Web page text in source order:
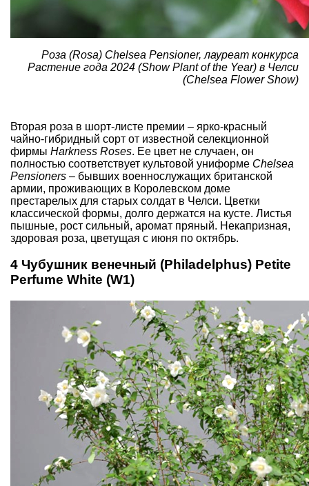
Роза (Rosa) Chelsea Pensioner, лауреат конкурса
Растение года 2024 (Show Plant of the Year) в Челси
(Chelsea Flower Show)
Вторая роза в шорт-листе премии – ярко-красный
чайно-гибридный сорт от известной селекционной
фирмы Harkness Roses. Ее цвет не случаен, он
полностью соответствует культовой униформе Chelsea
Pensioners – бывших военнослужащих британской
армии, проживающих в Королевском доме
престарелых для старых солдат в Челси. Цветки
классической формы, долго держатся на кусте. Листья
пышные, рост сильный, аромат пряный. Некапризная,
здоровая роза, цветущая с июня по октябрь.
4 Чубушник венечный (Philadelphus) Petite
Perfume White (W1)